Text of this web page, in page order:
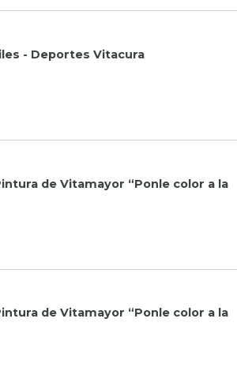
- Deportes Vitacura
de Vitamayor “Ponle color a la
de Vitamayor “Ponle color a la